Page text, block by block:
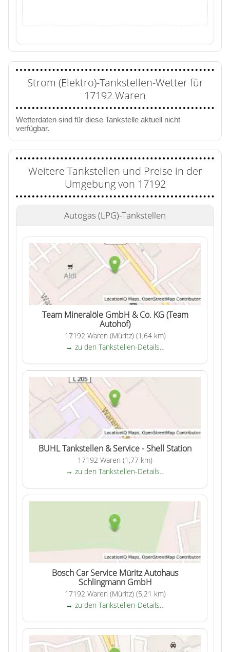
Strom (Elektro)-Tankstellen-Wetter für
17192 Waren
Wetterdaten sind für diese Tankstelle aktuell nicht
verfügbar.
Weitere Tankstellen und Preise in der
Umgebung von 17192
Autogas (LPG)-Tankstellen
Team Mineralöle GmbH & Co. KG (Team
Autohof)
17192 Waren (Müritz) (1,64 km)
→ zu den Tankstellen-Details…
BUHL Tankstellen & Service - Shell Station
17192 Waren (1,77 km)
→ zu den Tankstellen-Details…
Bosch Car Service Müritz Autohaus
Schlingmann GmbH
17192 Waren (Müritz) (5,21 km)
→ zu den Tankstellen-Details…